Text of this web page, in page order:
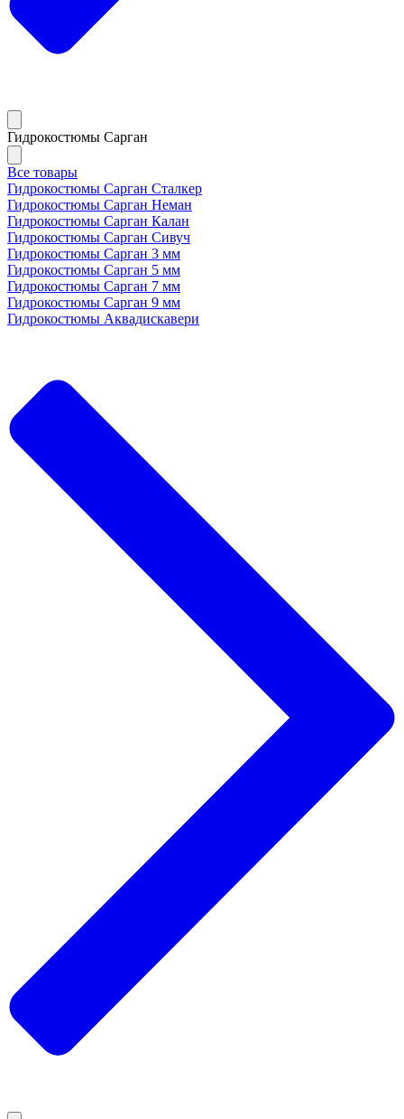
Гидрокостюмы Сарган
Все товары
Гидрокостюмы Сарган Сталкер
Гидрокостюмы Сарган Неман
Гидрокостюмы Сарган Калан
Гидрокостюмы Сарган Сивуч
Гидрокостюмы Сарган 3 мм
Гидрокостюмы Сарган 5 мм
Гидрокостюмы Сарган 7 мм
Гидрокостюмы Сарган 9 мм
Гидрокостюмы Аквадискавери